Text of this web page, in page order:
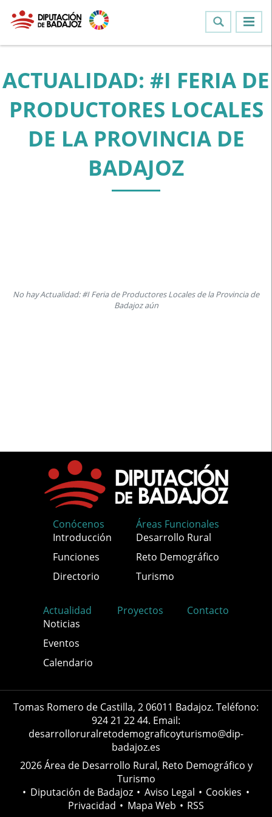
ACTUALIDAD: #I FERIA DE
PRODUCTORES LOCALES
DE LA PROVINCIA DE
BADAJOZ
No hay Actualidad: #I Feria de Productores Locales de la Provincia de
Badajoz aún
Conócenos
Introducción
Funciones
Directorio
Áreas Funcionales
Desarrollo Rural
Reto Demográfico
Turismo
Actualidad
Noticias
Eventos
Calendario
Proyectos Contacto
Tomas Romero de Castilla, 2 06011 Badajoz. Teléfono:
924 21 22 44. Email:
desarrolloruralretodemograficoyturismo@dip-
badajoz.es
2026 Área de Desarrollo Rural, Reto Demográfico y
Turismo
• Diputación de Badajoz • Aviso Legal • Cookies •
Privacidad • Mapa Web • RSS